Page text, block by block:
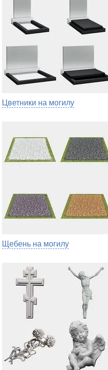
Цветники на могилу
Щебень на могилу